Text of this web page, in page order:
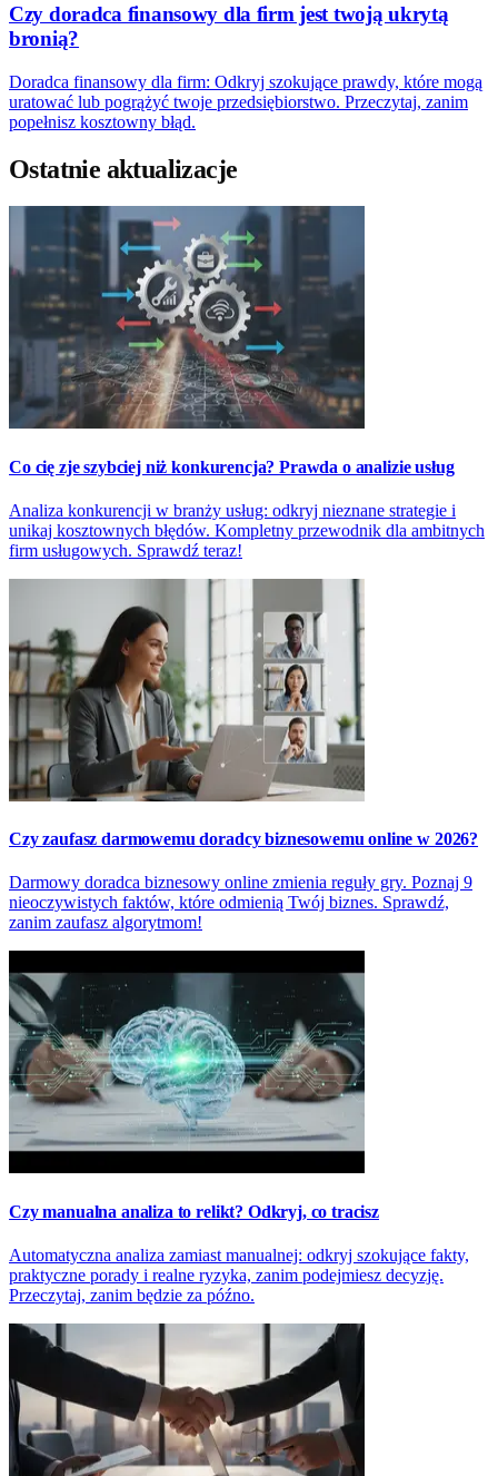
Czy doradca finansowy dla firm jest twoją ukrytą
bronią?
Doradca finansowy dla firm: Odkryj szokujące prawdy, które mogą
uratować lub pogrążyć twoje przedsiębiorstwo. Przeczytaj, zanim
popełnisz kosztowny błąd.
Ostatnie aktualizacje
Co cię zje szybciej niż konkurencja? Prawda o analizie usług
Analiza konkurencji w branży usług: odkryj nieznane strategie i
unikaj kosztownych błędów. Kompletny przewodnik dla ambitnych
firm usługowych. Sprawdź teraz!
Czy zaufasz darmowemu doradcy biznesowemu online w 2026?
Darmowy doradca biznesowy online zmienia reguły gry. Poznaj 9
nieoczywistych faktów, które odmienią Twój biznes. Sprawdź,
zanim zaufasz algorytmom!
Czy manualna analiza to relikt? Odkryj, co tracisz
Automatyczna analiza zamiast manualnej: odkryj szokujące fakty,
praktyczne porady i realne ryzyka, zanim podejmiesz decyzję.
Przeczytaj, zanim będzie za późno.